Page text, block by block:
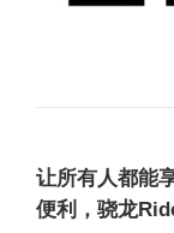
尼黑开设办
成为中国国
商，奠定了
让所有人都能
便利，骁龙